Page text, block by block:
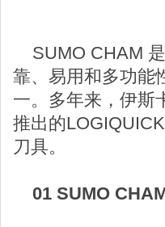
SUMO CHAM
靠、易用和多功能
一。多年来，伊斯
推出的
刀具。
01 SUMO